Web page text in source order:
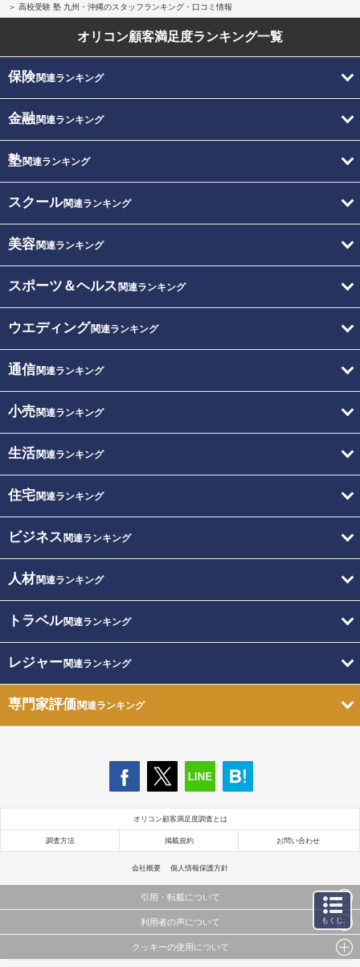
高校受験 塾 九州・沖縄のスタッフランキング・口コミ情報
オリコン顧客満足度ランキング一覧
保険関連ランキング
金融関連ランキング
塾関連ランキング
スクール関連ランキング
美容関連ランキング
スポーツ＆ヘルス 関連ランキング
ウエディング関連ランキング
通信関連ランキング
小売関連ランキング
生活関連ランキング
住宅関連ランキング
ビジネス 関連ランキング
人材関連ランキング
トラベル関連ランキング
レジャー関連ランキング
専門家評価関連ランキング
オリコン顧客満足度調査とは
調査方法 掲載規約 お問い合わせ
会社概要 個人情報保護方針
引用・転載について
当サイトで公開されている情報（文字、写真、イラスト、画像データ等）及びこれらの配置・
これらの情報を権利者の許可なく無断転載・複製などの二次利用を行うことは固く禁じており
利用者の声について
当サイトに掲載している内容はすべてサービスの利用者が提出された見解・感想です。
クッキーの使用について
もくじ